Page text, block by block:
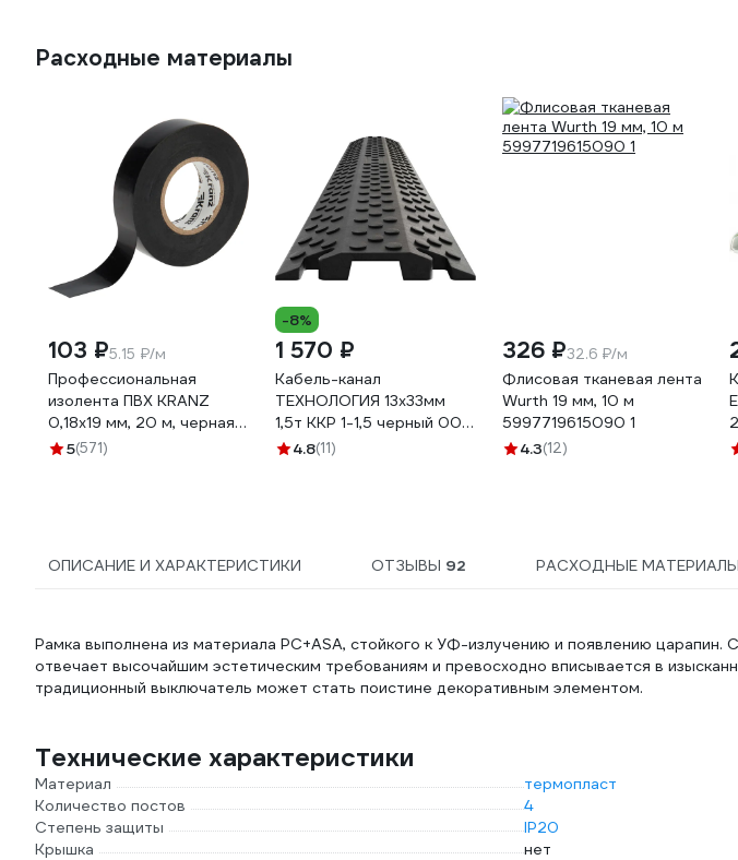
Расходные материалы
103 ₽5.15 ₽/м
Профессиональная
изолента ПВХ KRANZ
0,18х19 мм, 20 м, черная
KR-09-2806
5(571)
-8%
1 570 ₽
Кабель-канал
ТЕХНОЛОГИЯ 13x33мм
1,5т ККР 1-1,5 черный 00-
00005509
4.8(11)
326 ₽32.6 ₽/м
Флисовая тканевая лента
Wurth 19 мм, 10 м
5997719615090 1
4.3(12)
ОПИСАНИЕ И ХАРАКТЕРИСТИКИ ОТЗЫВЫ 92 РАСХОДНЫЕ МАТЕРИАЛЫ
Рамка выполнена из материала PС+ASA, стойкого к УФ-излучению и появлению
отвечает высочайшим эстетическим требованиям и превосходно вписывается в
традиционный выключатель может стать поистине декоративным элементом.
Технические характеристики
Материал
термопласт
Количество постов
4
Степень защиты
IP20
Крышка
нет